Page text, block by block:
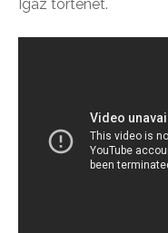
Igaz történet.